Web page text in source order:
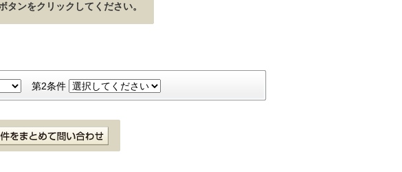
ンをクリックしてください。
第2条件